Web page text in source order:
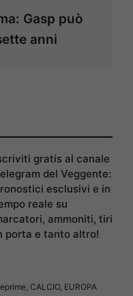
Gasp può
anni
gratis al canale
del Veggente:
esclusivi e in
reale su
ammoniti, tiri
porta e tanto altro!
, CALCIO, EUROPA